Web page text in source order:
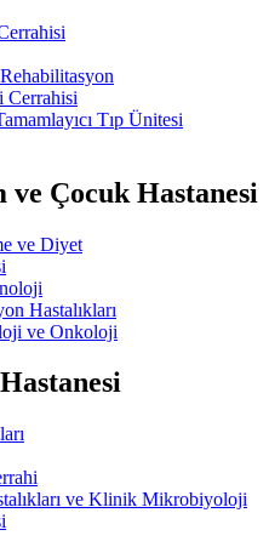
Cerrahisi
Tıp Ünitesi
ve Çocuk Hastanesi
ve Diyet
Hastalıkları
ve Onkoloji
ve Klinik Mikrobiyoloji